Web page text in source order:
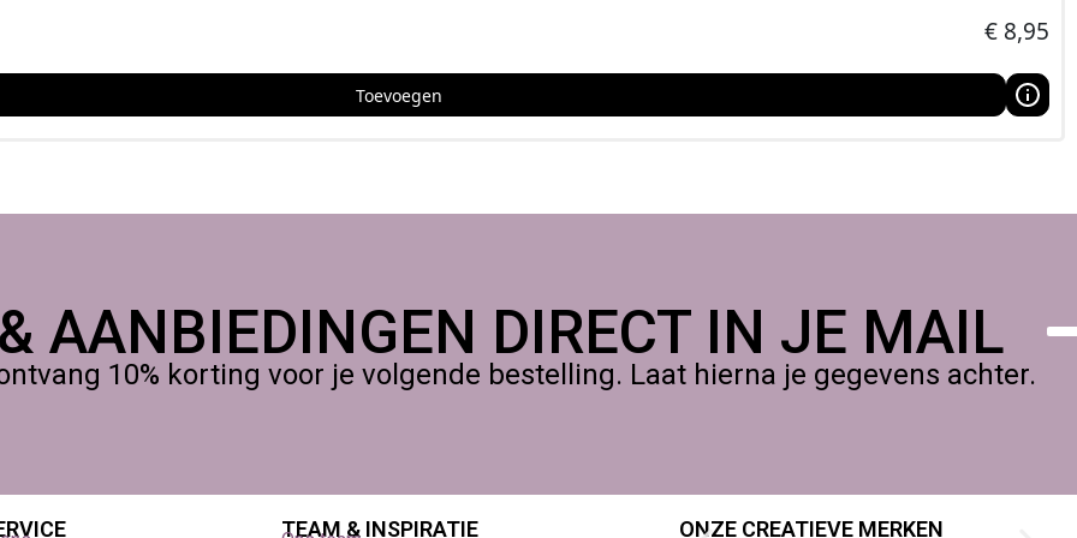
en mond, was handen na gebruik en bewaar buiten bereik van kinderen. Volg altijd de aanwijzingen op de verpakking.
€ 8,95
Toevoegen
AANBIEDINGEN DIRECT IN JE MAIL
10% korting voor je volgende bestelling. Laat hierna je gegevens achter.
TEAM & INSPIRATIE ONZE CREATIEVE MERKEN